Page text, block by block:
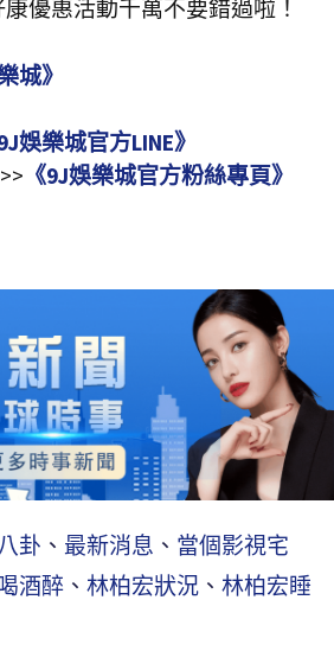
優惠活動千萬不要錯過啦！
城》
9J娛樂城官方LINE》
《9J娛樂城官方粉絲專頁》
卦 、最新消息 、 當個影視宅
酒醉 、林柏宏狀況 、林柏宏睡